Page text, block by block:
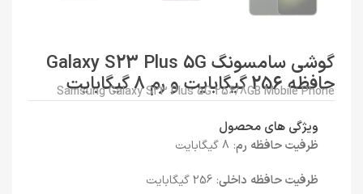
گوشی سامسونگ Galaxy S23 Plus 5G
حافظه 256 گیگابایت و رم 8 گیگابایت
Samsung Galaxy S23 Plus 5G 256/8GB Mobile Phone
ویژگی های محصول
ظرفیت حافظه رم: 8 گیگابایت
ظرفیت حافظه داخلی: 256 گیگابایت